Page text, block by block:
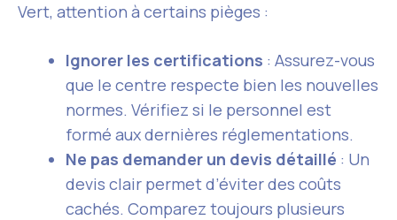
Vert, attention à certains pièges :
Ignorer les certifications : Assurez-vous
que le centre respecte bien les nouvelles
normes. Vérifiez si le personnel est
formé aux dernières réglementations.
Ne pas demander un devis détaillé : Un
devis clair permet d’éviter des coûts
cachés. Comparez toujours plusieurs